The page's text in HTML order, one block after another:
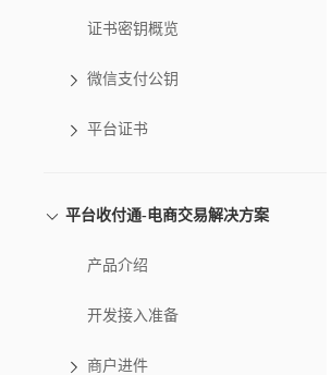
证书密钥概览
微信支付公钥
平台证书
平台收付通-电商交易解决方案
产品介绍
开发接入准备
商户进件